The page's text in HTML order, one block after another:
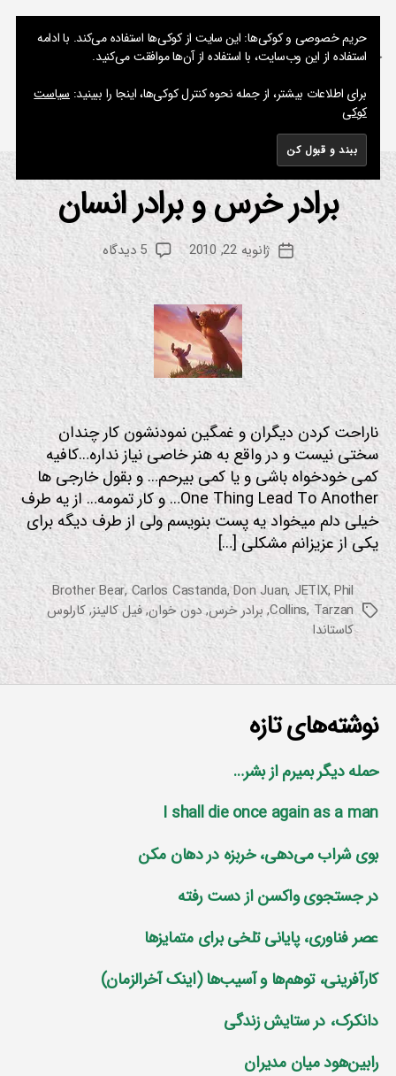
جستجو
نوشته های پراکنده یک مسعود
دسته‌هاان
ی
ش
ن
برادر خرس و برادر انسان
نویسنده
نوشته
از
م
س
ع
و
تاریخ
نوشته
ژانویه 22, 2010 5 دیدگاه
برای
برادر
خرس
برادر
انسان
ناراحت كردن دیگران و غمگین نمودنشون كار چندان
سختی نیست و در واقع به هنر خاصی نیاز نداره…كافیه
كمی خودخواه باشی و یا كمی بیرحم… و بقول خارجی ها
One Thing Lead To Another… و كار تمومه… از یه طرف
خیلی دلم میخواد یه پست بنویسم ولی از طرف دیگه برای
یكی از عزیزانم مشكلی […]
برچسب‌ها
Brother Bear,Carlos Castanda,Don Juan, JETIX, Phil
Collins, Tarzan
, برادر خرس,دون خوان,فیل کالینز,کارلوس
کاستاندا
نوشته‌های تازه
حمله دیگر بمیرم از بشر…
I shall die once again as a man
بوی شراب می‌دهی، خربزه در دهان مکن
در جستجوی واکسن از دست رفته
عصر فناوری، پایانی تلخی برای متمایز‌ها
کارآفرینی، توهم‌ها و آسیب‌ها (اینک آخرالزمان)
دانکرک، در ستایش زندگی
رابین‌هود میان مدیران
حریم خصوصی و کوکی‌ها: این سایت از کوکی‌ها استفاده می‌کند. با ادامه
استفاده از این وب‌سایت، با استفاده از آن‌ها موافقت می‌کنید.
برای اطلاعات بیشتر، از جمله نحوه کنترل کوکی‌ها، اینجا را ببینید: سیاست
کوکی